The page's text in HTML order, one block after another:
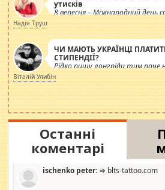
утисків
8 вересня – Міжнародний день
журналістів.
Надія Труш
ЧИ МАЮТЬ УКРАЇНЦІ
СТИПЕНДІЇ?
Рідко пишу лонгріди тим
просто дістало! Обурюють
навколо стипендіального
роздувається ще одна
Віталій Улибін
Останні
коментарі
ischenko peter: ⇒ blts-tattoo.com